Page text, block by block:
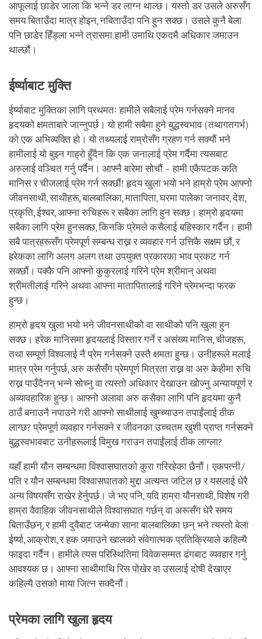
आफूलाई छाडेर जाला कि भन्ने डर लाग्न थाल्छ। यस्तो डर उसले अरुसँग
समय बिताउँदा मात्र होइन, नबिताउँदा पनि हुन सक्छ। उसले कुनै बेला
पनि छाडेर हिँड्ला भन्ने त्रासमा हामी उमाथि एकदमै अधिकार जमाउन
थाल्छौं।
ईर्ष्याबाट मुक्ति
ईर्ष्याबाट मुक्तिका लागि प्रथमतः हामीले सबैलाई प्रेम गर्नसक्ने मानव
हृदयको क्षमताबारे जान्नुपर्छ। यो हामी सबैमा हुने बुद्धस्वभाव (तथागतगर्भ)
को एक अभिव्यक्ति हो। यो तथ्यलाई राम्रोसँग ग्रहण गर्न सक्यौं भने
हामीलाई यो बुझ्न गाह्रो हुँदैन कि एक जनालाई प्रेम गर्दैमा त्यसबाट
अरुलाई वञ्चित गर्नु पर्दैन। आफ्नै बारेमा सोचौं – हामी एकैपटक कति
मानिस र चीजलाई प्रेम गर्न सक्छौं! हृदय खुला भयो भने हाम्रो प्रेम आफ्नो
जीवनसाथी, साथीहरू, बालबालिका, मातापिता, घरमा पालेका जनावर, देश,
प्रकृति, ईश्वर, आफ्ना रुचिहरू र सबैका लागि हुन सक्छ। हाम्रो हृदयमा
सबैका लागि प्रेम हुनसक्छ, किनकि प्रेमले कसैलाई बहिस्कार गर्दैन। हामी
सबै पात्रहरूसँग प्रेमपूर्ण सम्बन्ध राख्न र व्यवहार गर्न उत्तिकै सक्षम छौं, र
हरेकका लागि अलग अलग तथा उपयुक्त प्रकारका भाव प्रकट गर्न
सक्छौं। पक्कै पनि आफ्नो कुकुरलाई गरिने प्रेम श्रीमान् अथवा
श्रीमतीलाई गरिने अथवा आफ्ना मातापितालाई गरिने प्रेमभन्दा फरक
हुन्छ।
हाम्रो हृदय खुला भयो भने जीवनसाथीको वा साथीको पनि खुला हुन
सक्छ। हरेक मानिसमा हृदयलाई विस्तार गर्ने र असंख्य मानिस, चीजहरू,
तथा सम्पूर्ण विश्वलाई नै प्रेम गर्नसक्ने उस्तै क्षमता हुन्छ। उनीहरूले मलाई
मात्र प्रेम गर्नुपर्छ, अरु कसैसँग प्रेमपूर्ण मित्रता राख्न वा अरु केहीमा रुचि
राख्न पाउँदैनन् भन्ने सोच्नु वा त्यस्तो अधिकार देखाउन खोज्नु अन्यायपूर्ण र
अव्यावहारिक हुन्छ। आफ्नो अलावा अरु कसैका लागि पनि हृदयमा कुनै
ठाउँ बनाउनै नपाउने गरी आफ्नो साथीलाई खुम्च्याउन तपाईंलाई ठीक
लाग्छ? प्रेमपूर्ण व्यवहार गर्नसक्ने र जीवनका उच्चतम खुशी प्राप्त गर्नसक्ने
बुद्धस्वभावबाट उनीहरूलाई विमुख गराउन तपाईंलाई ठीक लाग्ला?
यहाँ हामी यौन सम्बन्धमा विश्वासघातको कुरा गरिरहेका छैनौं। एकपत्नी/
पति र यौन सम्बन्धमा विश्वासघातको मुद्दा अत्यन्त जटिल छ र यसलाई धेरै
अन्य विषयसँग राखेर हेर्नुपर्छ। जे भए पनि, यदि हाम्रा यौनसाथी, विशेष गरी
हाम्रा वैवाहिक जीवनसाथीले विश्वासघात गर्छन् वा अरूसँग धेरै समय
बिताउँछन्, र हामी दुवैबाट जन्मेका साना बालबालिका छन् भने त्यस्तो बेला
ईर्ष्या, आक्रोश, र हक जमाउने खालको संवेगात्मक प्रतिक्रियाले कहिल्यै
फाइदा गर्दैन। हामीले त्यस परिस्थितिमा विवेकसम्मत ढंगबाट व्यवहार गर्नु
आवश्यक छ। आफ्ना साथीमाथि रिस पोखेर वा उसलाई दोषी देखाएर
कहिल्यै उसको माया जित्न सक्दैनौं।
प्रेमका लागि खुला हृदय